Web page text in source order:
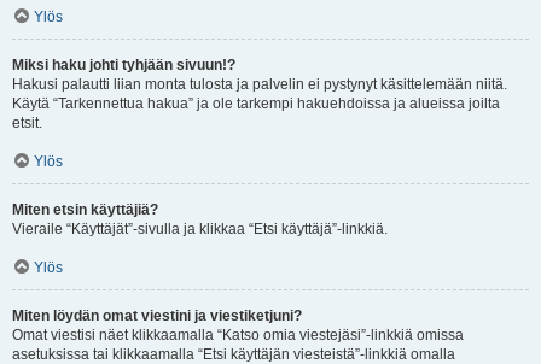
Ylös
Miksi haku johti tyhjään sivuun!?
Hakusi palautti liian monta tulosta ja palvelin ei pystynyt käsittelemään niitä.
Käytä “Tarkennettua hakua” ja ole tarkempi hakuehdoissa ja alueissa joilta
etsit.
Ylös
Miten etsin käyttäjiä?
Vieraile “Käyttäjät”-sivulla ja klikkaa “Etsi käyttäjä”-linkkiä.
Ylös
Miten löydän omat viestini ja viestiketjuni?
Omat viestisi näet klikkaamalla “Katso omia viestejäsi”-linkkiä omissa
asetuksissa tai klikkaamalla “Etsi käyttäjän viesteistä”-linkkiä omalla